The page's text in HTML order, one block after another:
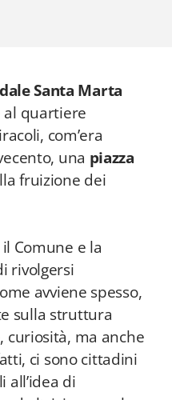
Santa Marta
al quartiere
com’era
una piazza
fruizione dei
Comune e la
rivolgersi
avviene spesso,
sulla struttura
curiosità, ma anche
ci sono cittadini
all’idea di